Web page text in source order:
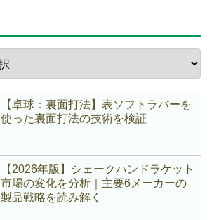
【卓球：裏面打法】表ソフトラバーを
使った裏面打法の技術を検証
【2026年版】シェークハンドラケット
市場の変化を分析｜主要6メーカーの
製品戦略を読み解く